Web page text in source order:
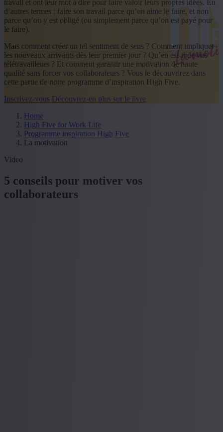
travail et ont leur mot à dire pour faire valoir leurs propres idées. En
d’autres termes : faire son travail parce qu’on aime le faire, et non
parce qu’on y est obligé (ou simplement parce qu’on est payé pour
le faire).
Mais comment créer un tel sentiment de sens ? Comment impliquer
les nouveaux arrivants dès leur premier jour ? Qu’en est-il de vos
télétravailleurs ? Et comment garantir une motivation de haute
qualité sans forcer vos collaborateurs ? Vous le découvrirez dans
cette partie de notre programme d’inspiration High Five.
Inscrivez-vous Découvrez-en plus sur le livre
Home
High Five for Work Life
Programme inspiration High Five
La motivation
Video
5 conseils pour motiver vos
collaborateurs